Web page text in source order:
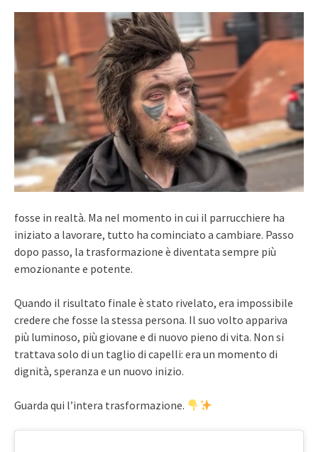
fosse in realtà. Ma nel momento in cui il parrucchiere ha
iniziato a lavorare, tutto ha cominciato a cambiare. Passo
dopo passo, la trasformazione è diventata sempre più
emozionante e potente.
Quando il risultato finale è stato rivelato, era impossibile
credere che fosse la stessa persona. Il suo volto appariva
più luminoso, più giovane e di nuovo pieno di vita. Non si
trattava solo di un taglio di capelli: era un momento di
dignità, speranza e un nuovo inizio.
Guarda qui l’intera trasformazione.